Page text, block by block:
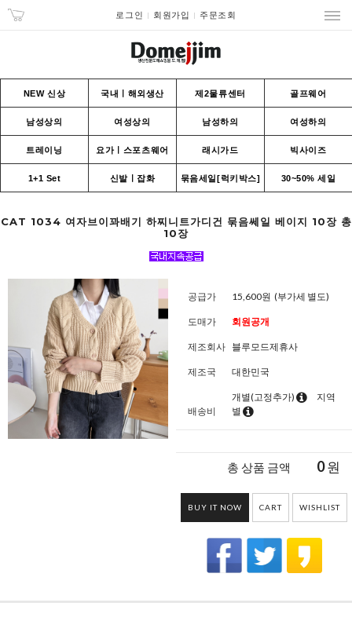
로그인 회원가입 주문조회
NEW 신상 국내ㅣ해외생산 제2물류센터 골프웨어
남성상의 여성상의 남성하의 여성하의
트레이닝 요가ㅣ스포츠웨어 래시가드 빅사이즈
1+1 Set 신발ㅣ잡화 묶음세일[럭키박스] 30~50% 세일
CAT 1034 여자브이꽈배기 하찌니트가디건 묶음쎄일 베이지 10장 총
10장
공급가 15,600원 (부가세 별도)
도매가 회원공개
제조회사 블루모드제휴사
제조국 대한민국
배송비
개별(고정추가)
지역
별
총 상품 금액 0원
BUY IT NOW CART WISHLIST